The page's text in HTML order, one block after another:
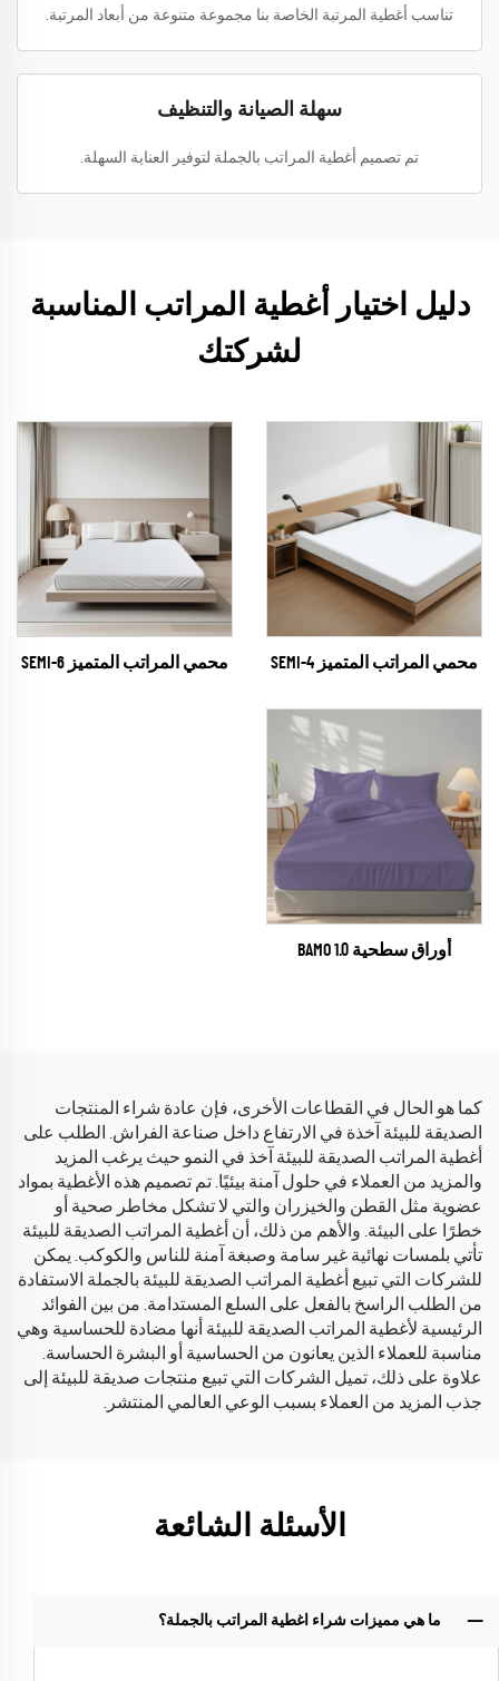
تناسب أغطية المرتبة الخاصة بنا مجموعة متنوعة من أبعاد المرتبة.
سهلة الصيانة والتنظيف
تم تصميم أغطية المراتب بالجملة لتوفير العناية السهلة.
دليل اختيار أغطية المراتب المناسبة
لشركتك
محمي المراتب المتميز SEMI-4 محمي المراتب المتميز SEMI-6
أوراق سطحية BAMO 1.0
كما هو الحال في القطاعات الأخرى، فإن عادة شراء المنتجات
الصديقة للبيئة آخذة في الارتفاع داخل صناعة الفراش. الطلب على
أغطية المراتب الصديقة للبيئة آخذ في النمو حيث يرغب المزيد
والمزيد من العملاء في حلول آمنة بيئيًا. تم تصميم هذه الأغطية بمواد
عضوية مثل القطن والخيزران والتي لا تشكل مخاطر صحية أو
خطرًا على البيئة. والأهم من ذلك، أن أغطية المراتب الصديقة للبيئة
تأتي بلمسات نهائية غير سامة وصبغة آمنة للناس والكوكب. يمكن
للشركات التي تبيع أغطية المراتب الصديقة للبيئة بالجملة الاستفادة
من الطلب الراسخ بالفعل على السلع المستدامة. من بين الفوائد
الرئيسية لأغطية المراتب الصديقة للبيئة أنها مضادة للحساسية وهي
مناسبة للعملاء الذين يعانون من الحساسية أو البشرة الحساسة.
علاوة على ذلك، تميل الشركات التي تبيع منتجات صديقة للبيئة إلى
جذب المزيد من العملاء بسبب الوعي العالمي المنتشر.
الأسئلة الشائعة
ما هي مميزات شراء اغطية المراتب بالجملة؟